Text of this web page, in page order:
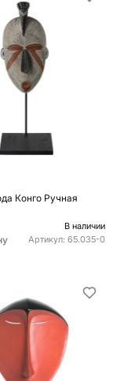
Конго Ручная
В наличии
Артикул: 65.035-0